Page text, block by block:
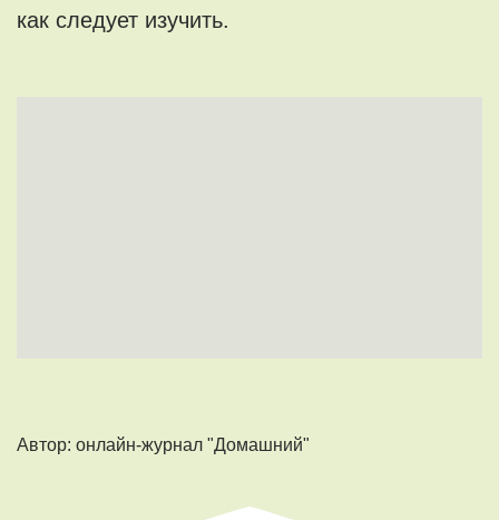
как следует изучить.
Автор: онлайн-журнал "Домашний"